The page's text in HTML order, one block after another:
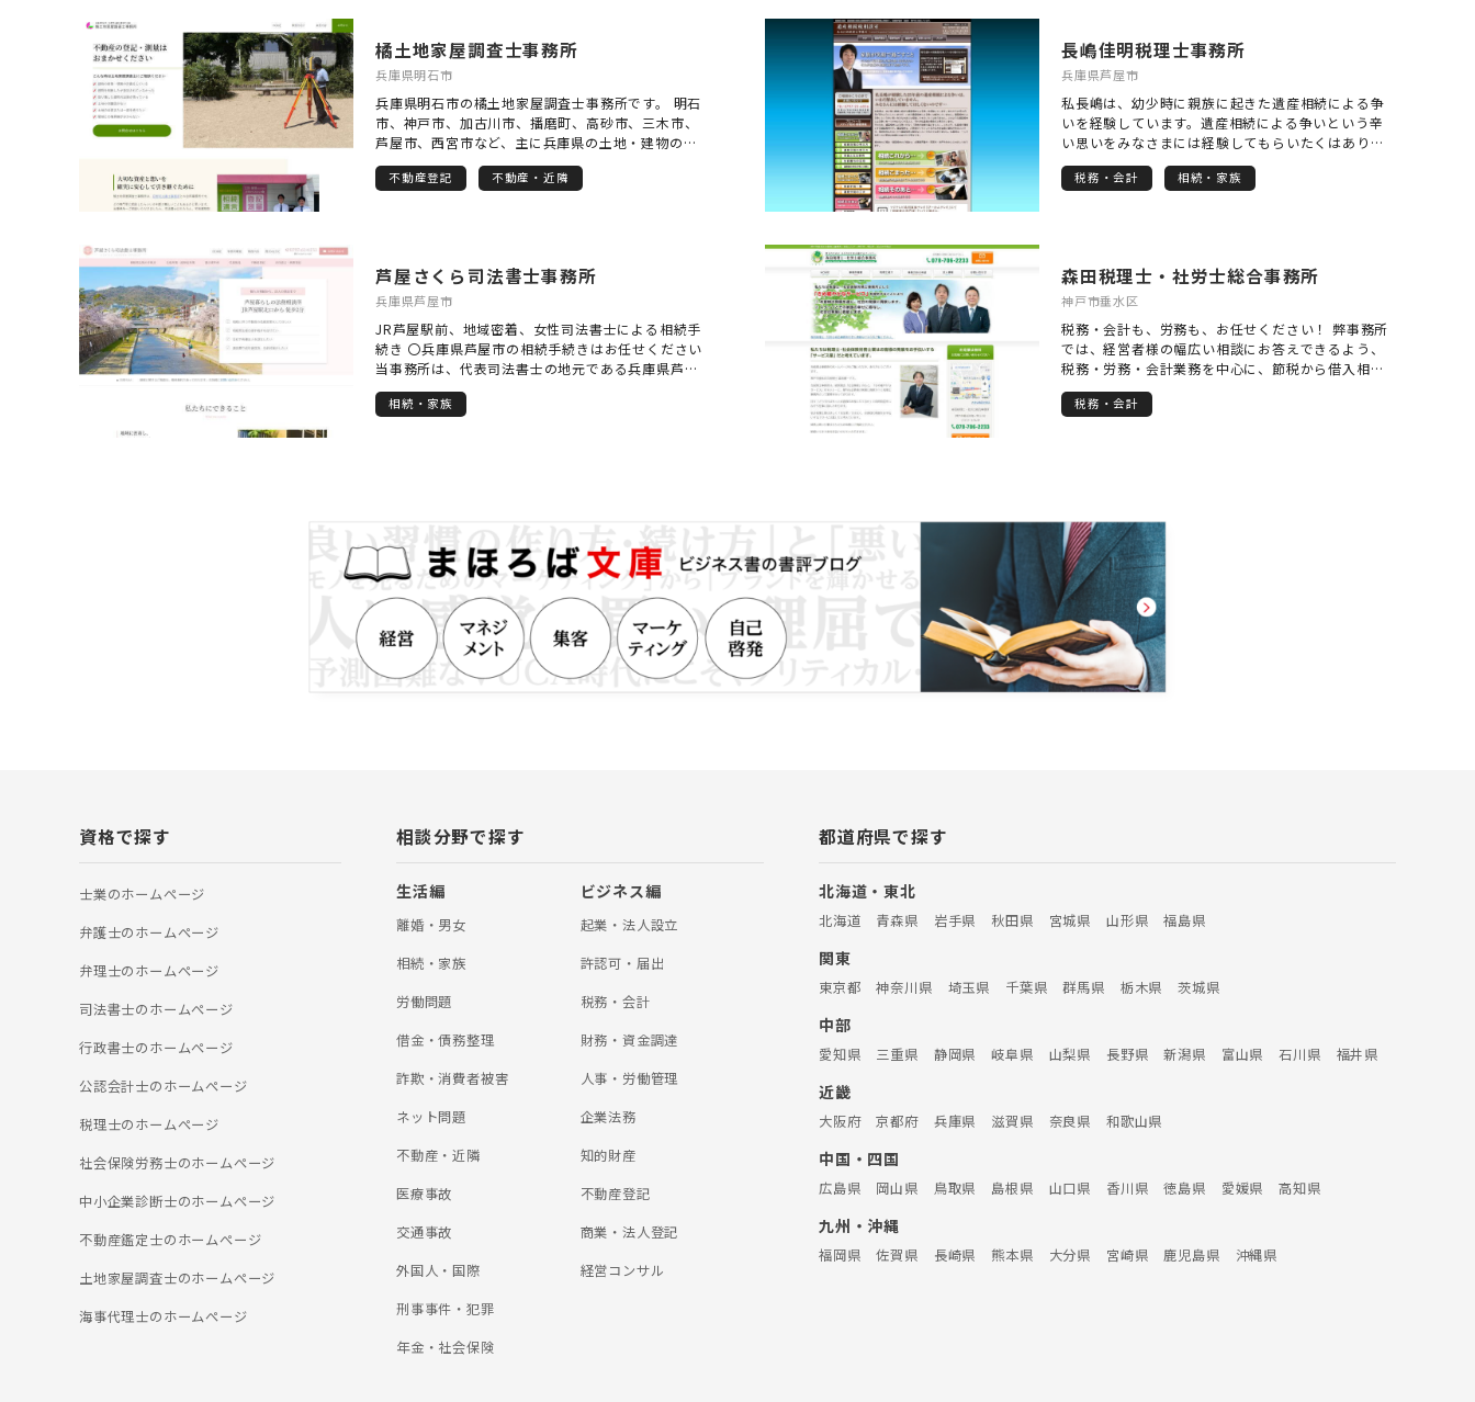
橘土地家屋調査士事務所
兵庫県明石市
兵庫県明石市の橘土地家屋調査士事務所です。 明石
市、神戸市、加古川市、播磨町、高砂市、三木市、
芦屋市、西宮市など、主に兵庫県の土地・建物の登
記・測量業務を行っております。 当事務所は司法書
士との合同事務所です。 相続した建物が登記されて
い時も、悩みすぎず是非お気軽にご相談ください。
不動産登記 不動産・近隣
長嶋佳明税理士事務所
兵庫県芦屋市
私長嶋は、幼少時に親族に起きた遺産相続による争
いを経験しています。遺産相続による争いという辛
い思いをみなさまには経験してもらいたくはありま
せん。このような遺産相続による争いを一つでも少
なくすること、それが私長嶋の使命だと考えていま
税務・会計 相続・家族
芦屋さくら司法書士事務所
兵庫県芦屋市
JR芦屋駅前、地域密着、女性司法書士による相続手
続き 〇兵庫県芦屋市の相続手続きはお任せください
当事務所は、代表司法書士の地元である兵庫県芦屋
市に密着して相続登記等の相続手続きを行っている
司法書士事務所です。 地元貢献の想いで司法書士事
専門家報酬になってしまうこともあるため、遺産額
よりも相続手続きの難易度や工程数を報酬決定の際
に重視しております。 常に、ご依頼いただくお客様
にとって、納得感のある報酬設定をするよう心がけ
ております。 〇事務所立地を活かし、芦屋市内の案
件は迅速対応 当事務所は、芦屋市の主要エリアに事
務所を構えております。近隣に銀行、信託銀行、芦
屋市役所のサービスセンターや郵便局があるため、
して対応させていただきます。 【保有資格等】 司法
書士、行政書士、AFP （一社）日本財産管理協会
財産管理マスター （一社）リーガルサポート 会員
相続・家族
森田税理士・社労士総合事務所
神戸市垂水区
税務・会計も、労務も、お任せください！ 弊事務所
では、経営者様の幅広い相談にお答えできるよう、
税務・労務・会計業務を中心に、節税から借入相
談、就業規則見直しまで、豊富な提携専門家ととも
にワンストップ・サービスを提供しています。 「困
税務・会計
資格で探す
士業のホームぺージ
弁護士のホームぺージ
弁理士のホームぺージ
司法書士のホームぺージ
行政書士のホームぺージ
公認会計士のホームぺージ
税理士のホームぺージ
社会保険労務士のホームぺージ
中小企業診断士のホームぺージ
不動産鑑定士のホームぺージ
土地家屋調査士のホームぺージ
海事代理士のホームぺージ
相談分野で探す
生活編
離婚・男女
相続・家族
労働問題
借金・債務整理
詐欺・消費者被害
ネット問題
不動産・近隣
医療事故
交通事故
外国人・国際
刑事事件・犯罪
年金・社会保険
ビジネス編
起業・法人設立
許認可・届出
税務・会計
財務・資金調達
人事・労働管理
企業法務
知的財産
不動産登記
商業・法人登記
経営コンサル
都道府県で探す
北海道・東北
北海道 青森県 岩手県 秋田県 宮城県 山形県 福島県
関東
東京都 神奈川県 埼玉県 千葉県 群馬県 栃木県 茨城県
中部
愛知県 三重県 静岡県 岐阜県 山梨県 長野県 新潟県 富山県 石川県 福井県
近畿
大阪府 京都府 兵庫県 滋賀県 奈良県 和歌山県
中国・四国
広島県 岡山県 鳥取県 島根県 山口県 香川県 徳島県 愛媛県 高知県
九州・沖縄
福岡県 佐賀県 長崎県 熊本県 大分県 宮崎県 鹿児島県 沖縄県